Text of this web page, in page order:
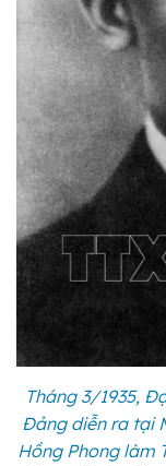
Tháng 3/1935,
Đảng diễn ra tại
Hồng Phong làm